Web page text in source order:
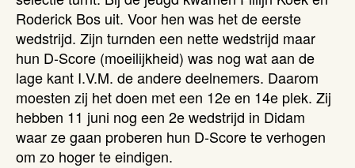
Roderick Bos uit. Voor hen was het de eerste
wedstrijd. Zijn turnden een nette wedstrijd maar
hun D-Score (moeilijkheid) was nog wat aan de
lage kant I.V.M. de andere deelnemers. Daarom
moesten zij het doen met een 12e en 14e plek. Zij
hebben 11 juni nog een 2e wedstrijd in Didam
waar ze gaan proberen hun D-Score te verhogen
om zo hoger te eindigen.